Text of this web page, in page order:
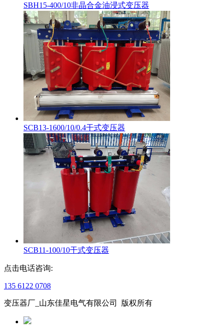
SBH15-400/10非晶合金油浸式变压器
SCB13-1600/10/0.4干式变压器
SCB11-100/10干式变压器
点击电话咨询:
135 6122 0708
变压器厂_山东佳星电气有限公司 版权所有